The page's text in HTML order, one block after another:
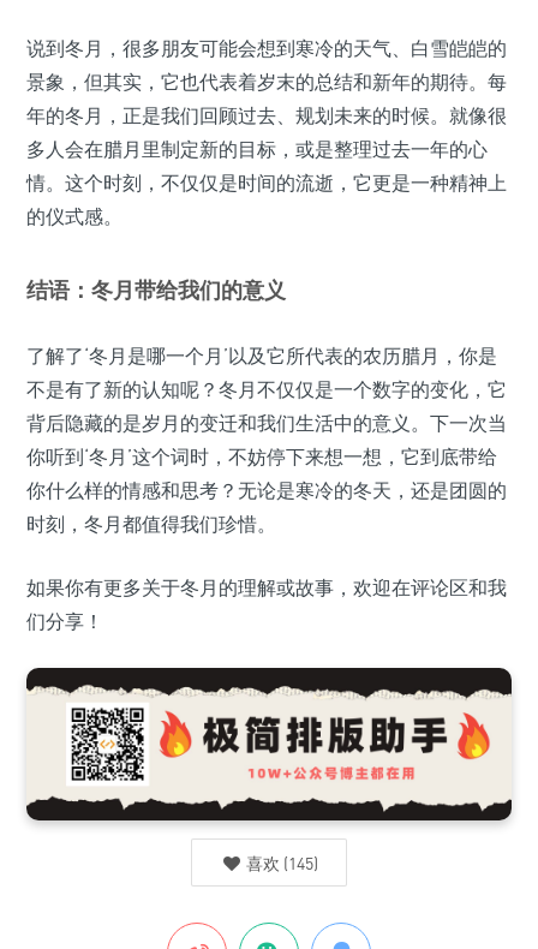
说到冬月，很多朋友可能会想到寒冷的天气、白雪皑皑的
景象，但其实，它也代表着岁末的总结和新年的期待。每
年的冬月，正是我们回顾过去、规划未来的时候。就像很
多人会在腊月里制定新的目标，或是整理过去一年的心
情。这个时刻，不仅仅是时间的流逝，它更是一种精神上
的仪式感。
结语：冬月带给我们的意义
了解了‘冬月是哪一个月’以及它所代表的农历腊月，你是
不是有了新的认知呢？冬月不仅仅是一个数字的变化，它
背后隐藏的是岁月的变迁和我们生活中的意义。下一次当
你听到‘冬月’这个词时，不妨停下来想一想，它到底带给
你什么样的情感和思考？无论是寒冷的冬天，还是团圆的
时刻，冬月都值得我们珍惜。
如果你有更多关于冬月的理解或故事，欢迎在评论区和我
们分享！
喜欢 (145)